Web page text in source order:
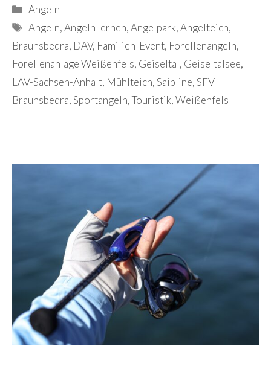
Kategorien
Angeln
Schlagwörter
Angeln,Angeln lernen,Angelpark,Angelteich,
Braunsbedra, DAV, Familien-Event, Forellenangeln,
Forellenanlage Weißenfels, Geiseltal, Geiseltalsee,
LAV-Sachsen-Anhalt, Mühlteich,Saibline,SFV
Braunsbedra,Sportangeln,Touristik,Weißenfels